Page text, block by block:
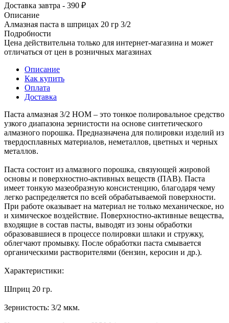
Доставка завтра - 390 ₽
Описание
Алмазная паста в шприцах 20 гр 3/2
Подробности
Цена действительна только для интернет-магазина и может
отличаться от цен в розничных магазинах
Описание
Как купить
Оплата
Доставка
Паста алмазная 3/2 НОМ – это тонкое полировальное средство
узкого диапазона зернистости на основе синтетического
алмазного порошка. Предназначена для полировки изделий из
твердосплавных материалов, неметаллов, цветных и черных
металлов.
Паста состоит из алмазного порошка, связующей жировой
основы и поверхностно-активных веществ (ПАВ). Паста
имеет тонкую мазеобразную консистенцию, благодаря чему
легко распределяется по всей обрабатываемой поверхности.
При работе оказывает на материал не только механическое, но
и химическое воздействие. Поверхностно-активные вещества,
входящие в состав пасты, выводят из зоны обработки
образовавшиеся в процессе полировки шлаки и стружку,
облегчают промывку. После обработки паста смывается
органическими растворителями (бензин, керосин и др.).
Характеристики:
Шприц 20 гр.
Зернистость: 3/2 мкм.